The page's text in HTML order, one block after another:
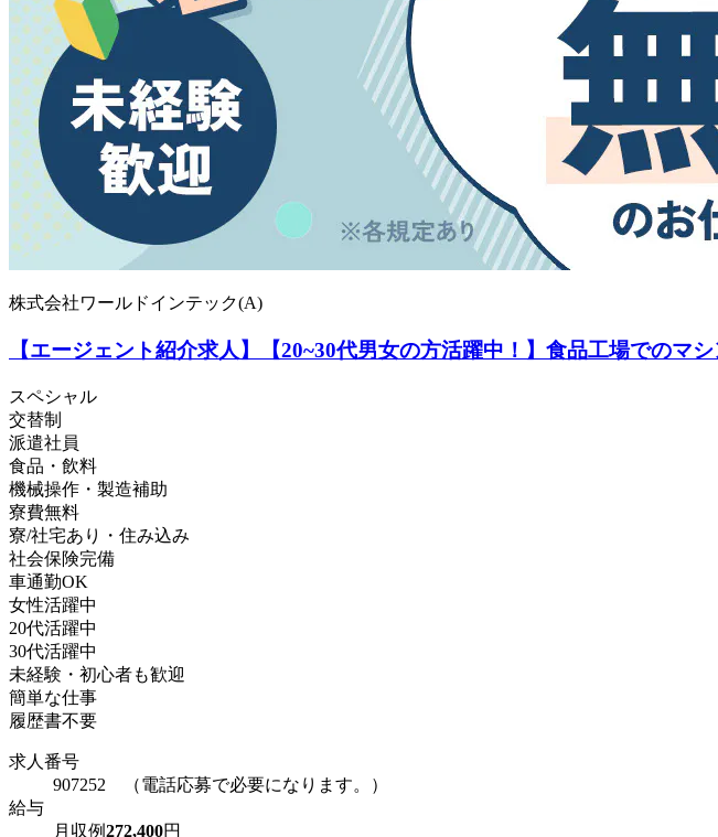
株式会社ワールドインテック(A)
【エージェント紹介求人】【20~30代男女の方活躍中！】食品工場でのマ
スペシャル
交替制
派遣社員
食品・飲料
機械操作・製造補助
寮費無料
寮/社宅あり・住み込み
社会保険完備
車通勤OK
女性活躍中
20代活躍中
30代活躍中
未経験・初心者も歓迎
簡単な仕事
履歴書不要
求人番号
907252 （電話応募で必要になります。）
給与
月収例272,400円